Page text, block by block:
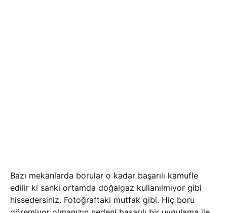
Bazı mekanlarda borular o kadar başarılı kamufle
edilir ki sanki ortamda doğalgaz kullanılmıyor gibi
hissedersiniz. Fotoğraftaki mutfak gibi. Hiç boru